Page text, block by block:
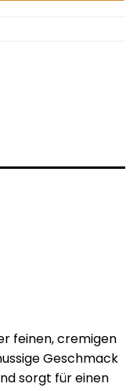
feinen, cremigen
Geschmack
sorgt für einen